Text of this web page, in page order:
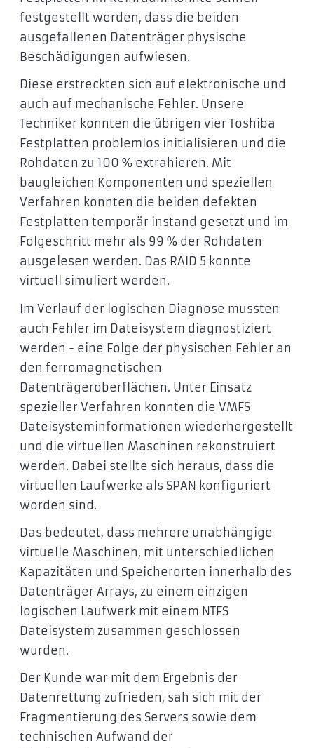
festgestellt werden, dass die beiden
ausgefallenen Datenträger physische
Beschädigungen aufwiesen.
Diese erstreckten sich auf elektronische und
auch auf mechanische Fehler. Unsere
Techniker konnten die übrigen vier Toshiba
Festplatten problemlos initialisieren und die
Rohdaten zu 100 % extrahieren. Mit
baugleichen Komponenten und speziellen
Verfahren konnten die beiden defekten
Festplatten temporär instand gesetzt und im
Folgeschritt mehr als 99 % der Rohdaten
ausgelesen werden. Das RAID 5 konnte
virtuell simuliert werden.
Im Verlauf der logischen Diagnose mussten
auch Fehler im Dateisystem diagnostiziert
werden - eine Folge der physischen Fehler an
den ferromagnetischen
Datenträgeroberflächen. Unter Einsatz
spezieller Verfahren konnten die VMFS
Dateisysteminformationen wiederhergestellt
und die virtuellen Maschinen rekonstruiert
werden. Dabei stellte sich heraus, dass die
virtuellen Laufwerke als SPAN konfiguriert
worden sind.
Das bedeutet, dass mehrere unabhängige
virtuelle Maschinen, mit unterschiedlichen
Kapazitäten und Speicherorten innerhalb des
Datenträger Arrays, zu einem einzigen
logischen Laufwerk mit einem NTFS
Dateisystem zusammen geschlossen
wurden.
Der Kunde war mit dem Ergebnis der
Datenrettung zufrieden, sah sich mit der
Fragmentierung des Servers sowie dem
technischen Aufwand der